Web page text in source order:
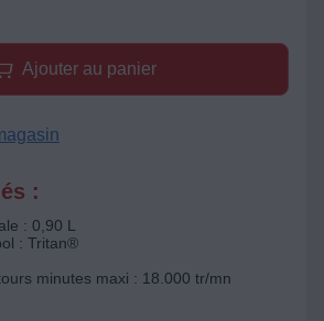
Ajouter au panier
:
: 0,90 L
: Tritan®
minutes maxi : 18.000 tr/mn